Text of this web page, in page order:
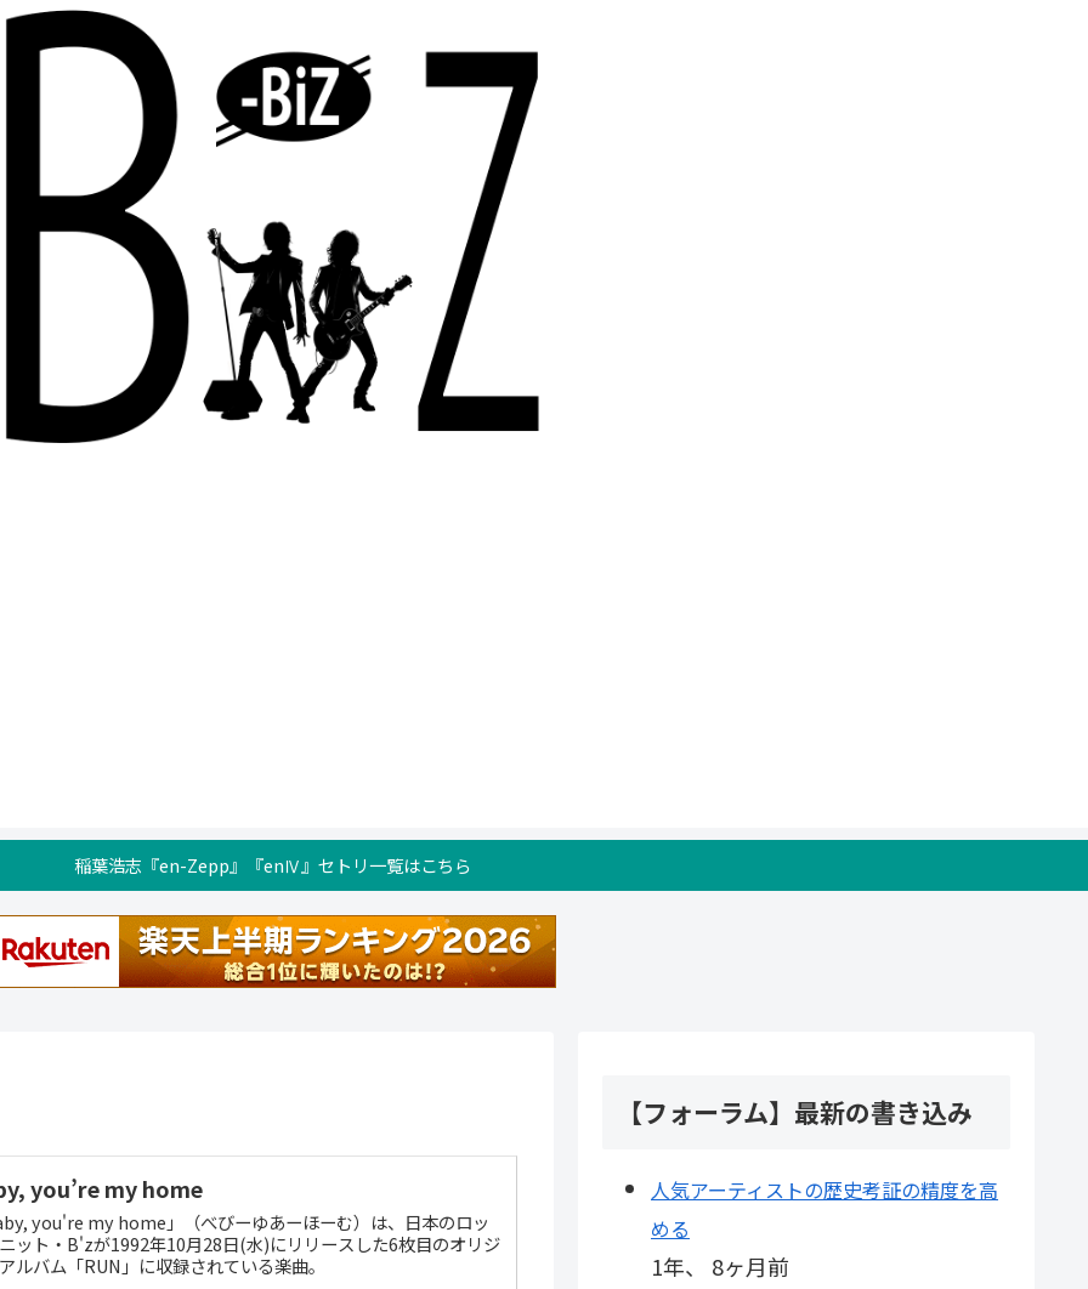
稲葉浩志『en-Zepp』『enⅣ』セトリ一覧はこちら
you’re my home
you're my home」（べびーゆあーほーむ）は、日本のロッ
ット・B'zが1992年10月28日(水)にリリースした6枚目のオリジ
ルバム「RUN」に収録されている楽曲。
【フォーラム】最新の書き込み
人気アーティストの歴史考証の精度を高
める
1年、 8ヶ月前